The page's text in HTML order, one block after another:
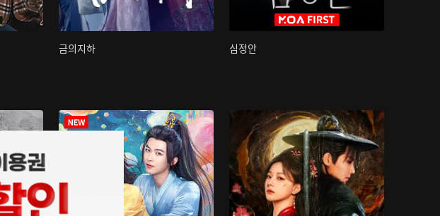
금의지하 심정안